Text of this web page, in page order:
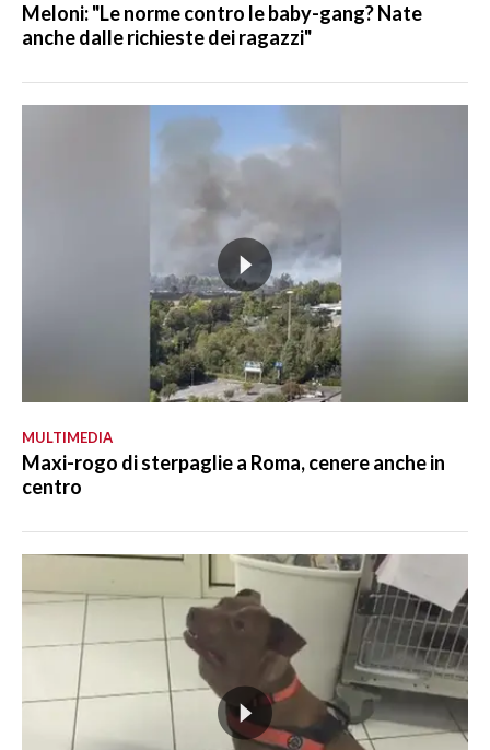
Meloni: "Le norme contro le baby-gang? Nate
anche dalle richieste dei ragazzi"
MULTIMEDIA
Maxi-rogo di sterpaglie a Roma, cenere anche in
centro